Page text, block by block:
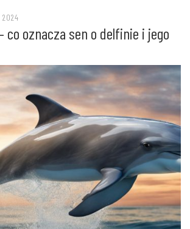
2024
co oznacza sen o delfinie i jego